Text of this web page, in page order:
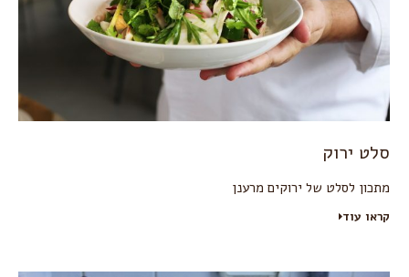
סלט ירוק
מתכון לסלט של ירוקים מרענן
קראו עוד